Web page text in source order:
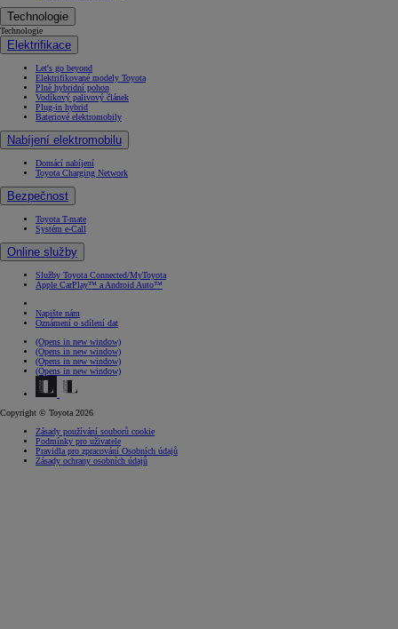
Technologie
Technologie
Elektrifikace
Let's go beyond
Elektrifikované modely Toyota
Plně hybridní pohon
Vodíkový palivový článek
Plug-in hybrid
Bateriové elektromobily
Nabíjení elektromobilu
Domácí nabíjení
Toyota Charging Network
Bezpečnost
Toyota T-mate
Systém e-Call
Online služby
Služby Toyota Connected/MyToyota
Apple CarPlay™ a Android Auto™
Napište nám
Oznámení o sdílení dat
(Opens in new window)
(Opens in new window)
(Opens in new window)
(Opens in new window)
Copyright © Toyota 2026
Zásady používání souborů cookie
Podmínky pro uživatele
Pravidla pro zpracování Osobních údajů
Zásady ochrany osobních údajů